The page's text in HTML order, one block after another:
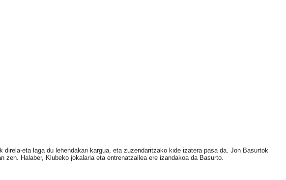
eta laga du lehendakari kargua, eta zuzendaritzako kide izatera pasa da. Jon Basurtok
Halaber, Klubeko jokalaria eta entrenatzailea ere izandakoa da Basurto.